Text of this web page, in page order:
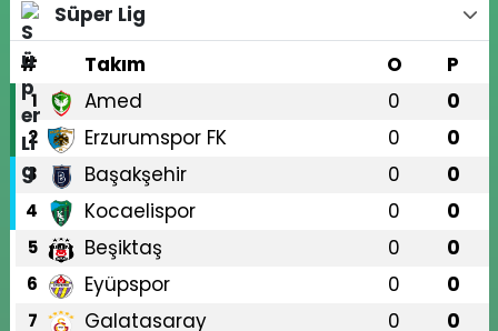
Süper Lig
#
Takım O P
1 Amed 0 0
2 Erzurumspor FK 0 0
3 Başakşehir 0 0
4 Kocaelispor 0 0
5 Beşiktaş 0 0
6 Eyüpspor 0 0
7 Galatasaray 0 0